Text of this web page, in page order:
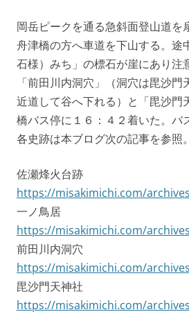
岡岳ピークを通る急斜面登山道を
舟津橋の方へ車道を下山する。途
石様）みち」の標石が崖にあり注
「前田川内洞穴」（洞穴は毘沙
近道して谷へ下れる）と「毘沙門
橋バス停に１６：４２着いた。バ
各史跡は本ブログ次の記事を参照。
佐瀬烽火台跡
https://misakimichi.com/
一ノ鳥居
https://misakimichi.com/
前田川内洞穴
https://misakimichi.com/
毘沙門天神社
https://misakimichi.com/